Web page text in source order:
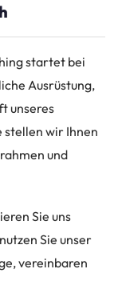
startet bei
Ausrüstung,
unseres
stellen wir Ihnen
und
Sie uns
Sie unser
vereinbaren